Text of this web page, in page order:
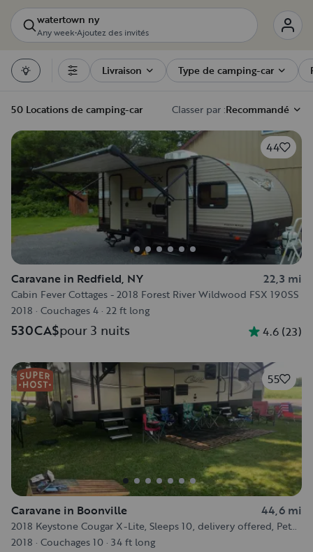
watertown ny
Any week•Ajoutez des invités
Filters Livraison Type de camping-car
50 Locations de camping-car Classer par :Recommandé
44
Caravane in Redfield, NY 22,3 mi
Cabin Fever Cottages - 2018 Forest River Wildwood FSX 190SS
2018 · Couchages 4 · 22 ft long
530CA$pour 3 nuits 4.6 (23)
55
Caravane in Boonville 44,6 mi
2018 Keystone Cougar X-Lite, Sleeps 10, delivery offered, Pet
Friendly
2018 · Couchages 10 · 34 ft long